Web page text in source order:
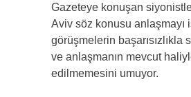
Gazeteye konuşan
Aviv söz konusu anlaşmayı
görüşmelerin başarısızlıkla
ve anlaşmanın mevcut
edilmemesini umuyor.